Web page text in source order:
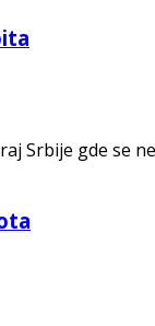
Srbije gde se